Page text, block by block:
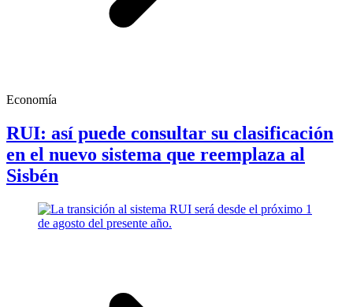
Economía
RUI: así puede consultar su clasificación
en el nuevo sistema que reemplaza al
Sisbén